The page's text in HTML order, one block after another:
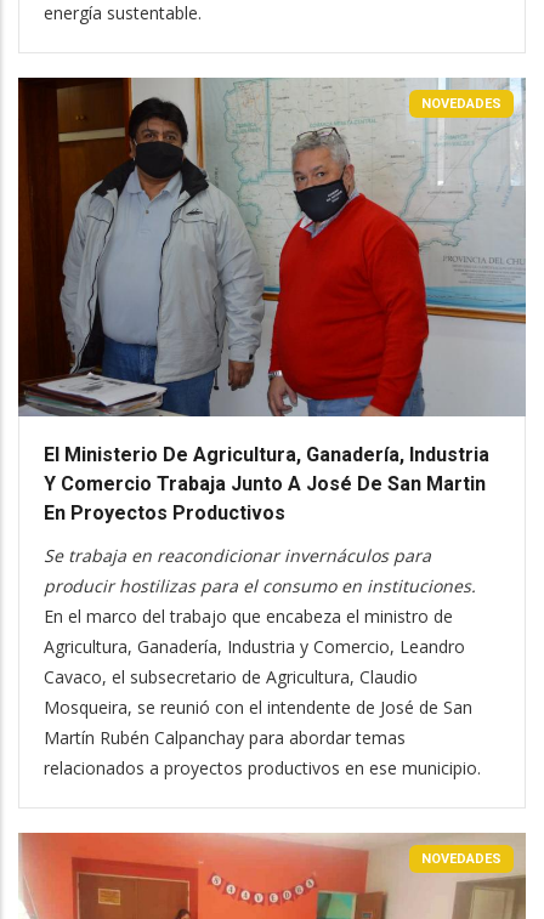
energía sustentable.
NOVEDADES
El Ministerio De Agricultura, Ganadería, Industria
Y Comercio Trabaja Junto A José De San Martin
En Proyectos Productivos
Se trabaja en reacondicionar invernáculos para
producir hostilizas para el consumo en instituciones.
En el marco del trabajo que encabeza el ministro de
Agricultura, Ganadería, Industria y Comercio, Leandro
Cavaco, el subsecretario de Agricultura, Claudio
Mosqueira, se reunió con el intendente de José de San
Martín Rubén Calpanchay para abordar temas
relacionados a proyectos productivos en ese municipio.
NOVEDADES